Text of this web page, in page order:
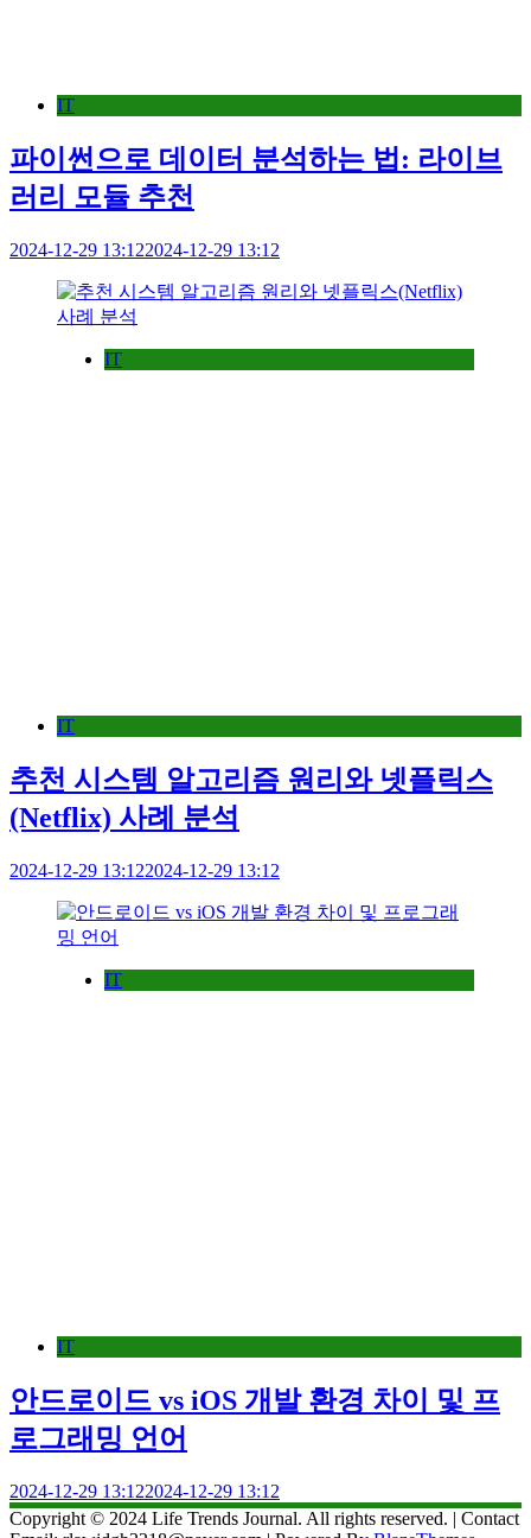
IT
파이썬으로 데이터 분석하는 법: 라이브
러리 모듈 추천
2024-12-29 13:122024-12-29 13:12
IT
IT
추천 시스템 알고리즘 원리와 넷플릭스
(Netflix) 사례 분석
2024-12-29 13:122024-12-29 13:12
IT
IT
안드로이드 vs iOS 개발 환경 차이 및 프
로그래밍 언어
2024-12-29 13:122024-12-29 13:12
Copyright © 2024 Life Trends Journal. All rights reserved. | Contact